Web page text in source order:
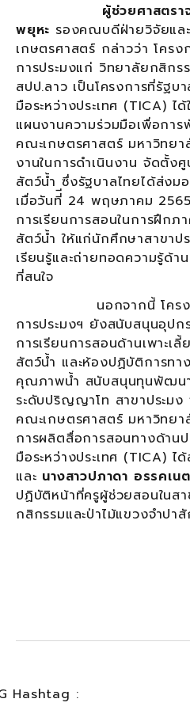
ผู้ช่วยศาสตราจาร
พยุหะ รองคณบดีฝ่ายวิจัยแล
เกษตรศาสตร์ กล่าวว่า โคร
การประมงแก่ วิทยาลัยกสิกร
สปป.ลาว เป็นโครงการที่รัฐบ
มือระหว่างประเทศ (TICA) ไ
แผนงานความร่วมมือเพื่อกา
คณะเกษตรศาสตร์ มหาวิทยา
งานในการดำเนินงาน จัดตั้งศู
สัตว์น้ำ ซึ่งรัฐบาลไทยได้ส่งม
เมื่อวันที่ี 24 พฤษภาคม 2565
การเรียนการสอนในการฝึกภ
สัตว์น้ำ ให้แก่นักศึกษาสาขาป
เรียนรู้และถ่ายทอดความรู้ด้า
ที่สนใจ
นอกจากนี้ โครงกา
การประมงฯ ยังสนับสนุนอุป
การเรียนการสอนด้านเพาะเลี้
สัตว์น้ำ และห้องปฏิบัติการทา
คุณภาพน้ำ สนับสนุนทุนพัฒนา
ระดับปริญญาโท สาขาประม
คณะเกษตรศาสตร์ มหาวิทย
การผลิตสื่อการสอนทางด้าน
มือระหว่างประเทศ (TICA) ไ
และ นางสาวปภาดา อรรคเน
ปฏิบัติหน้าที่ครูผู้ช่วยสอนในส
กสิกรรมและป่าไม้แขวงจำปา
Hashtag :